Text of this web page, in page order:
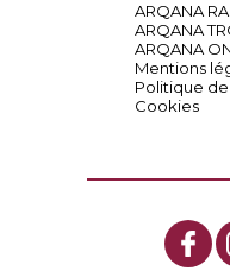
ARQANA
ARQANA
ARQANA
Mentions
Politique
Cookies